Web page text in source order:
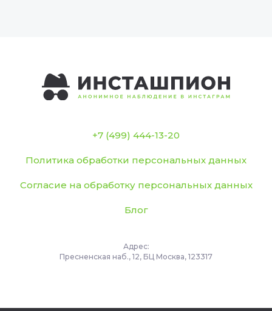
+7 (499) 444-13-20
Политика обработки персональных данных
Согласие на обработку персональных данных
Блог
Адрес:
Пресненская наб., 12, БЦ Москва, 123317